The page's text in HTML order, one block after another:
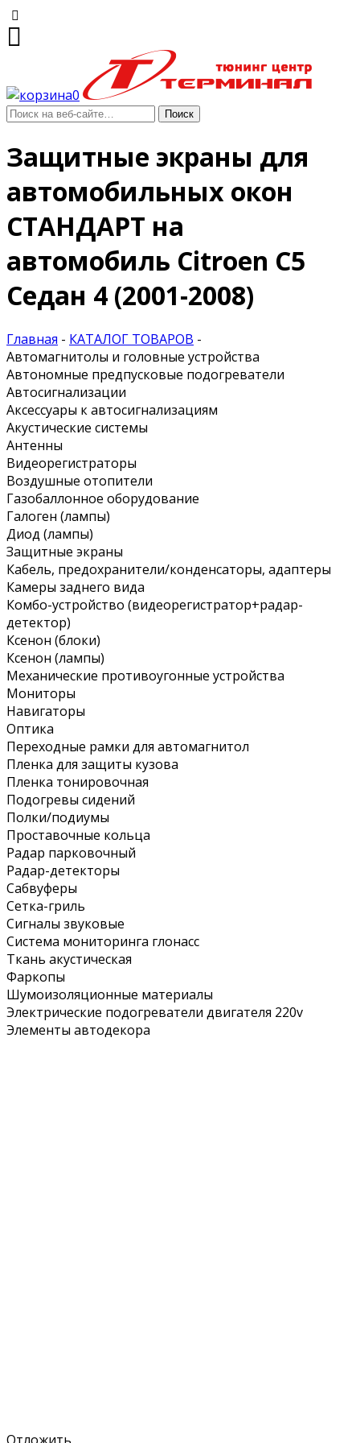
0
Защитные экраны для
автомобильных окон
СТАНДАРТ на
автомобиль Citroen C5
Седан 4 (2001-2008)
Главная - КАТАЛОГ ТОВАРОВ -
Автомагнитолы и головные устройства
Автономные предпусковые подогреватели
Автосигнализации
Аксессуары к автосигнализациям
Акустические системы
Антенны
Видеорегистраторы
Воздушные отопители
Газобаллонное оборудование
Галоген (лампы)
Диод (лампы)
Защитные экраны
Кабель, предохранители/конденсаторы, адаптеры
Камеры заднего вида
Комбо-устройство (видеорегистратор+радар-
детектор)
Ксенон (блоки)
Ксенон (лампы)
Механические противоугонные устройства
Мониторы
Навигаторы
Оптика
Переходные рамки для автомагнитол
Пленка для защиты кузова
Пленка тонировочная
Подогревы сидений
Полки/подиумы
Проставочные кольца
Радар парковочный
Радар-детекторы
Сабвуферы
Сетка-гриль
Сигналы звуковые
Система мониторинга глонасс
Ткань акустическая
Фаркопы
Шумоизоляционные материалы
Электрические подогреватели двигателя 220v
Элементы автодекора